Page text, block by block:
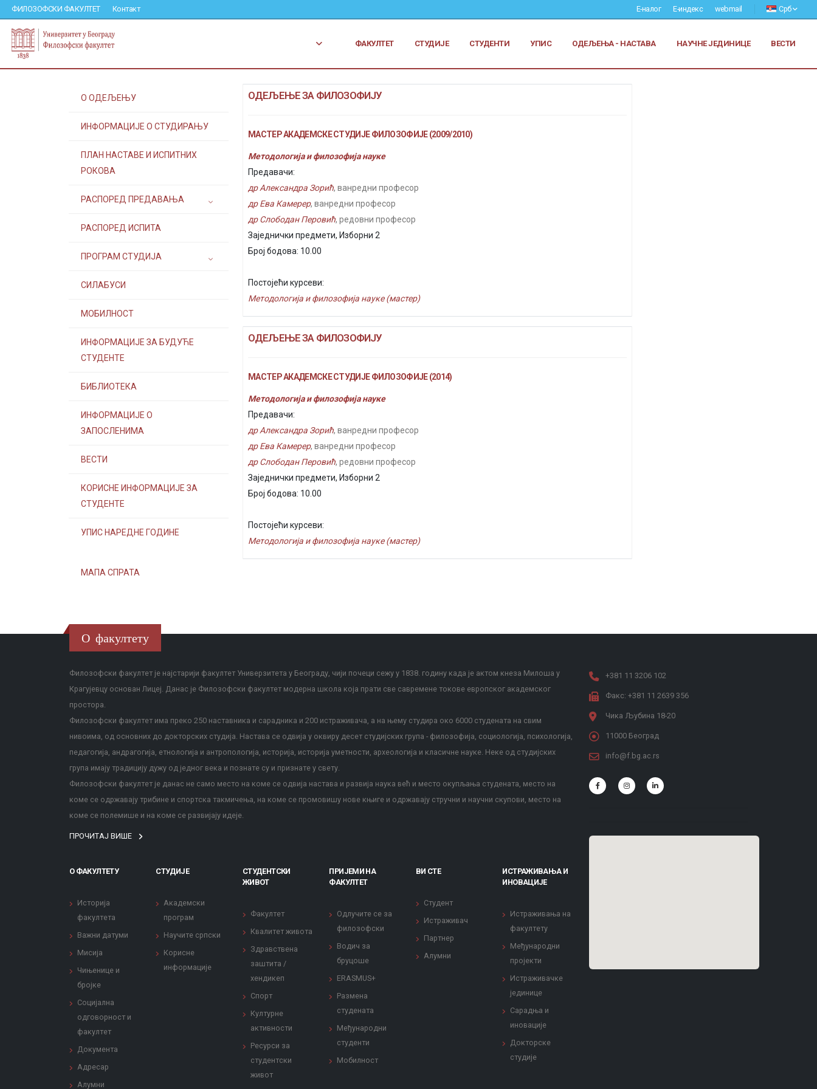
ФИЛОЗОФСКИ ФАКУЛТЕТ Контакт Е-налог Е-индекс webmail Срб
ФАКУЛТЕТ СТУДИЈЕ СТУДЕНТИ УПИС ОДЕЉЕЊА - НАСТАВА НАУЧНЕ ЈЕДИНИЦЕ ВЕСТИ
О ОДЕЉЕЊУ
ИНФОРМАЦИЈЕ О СТУДИРАЊУ
ПЛАН НАСТАВЕ И ИСПИТНИХ
РОКОВА
РАСПОРЕД ПРЕДАВАЊА
РАСПОРЕД ИСПИТА
ПРОГРАМ СТУДИЈА
СИЛАБУСИ
МОБИЛНОСТ
ИНФОРМАЦИЈЕ ЗА БУДУЋЕ
СТУДЕНТЕ
БИБЛИОТЕКА
ИНФОРМАЦИЈЕ О
ЗАПОСЛЕНИМА
ВЕСТИ
КОРИСНЕ ИНФОРМАЦИЈЕ ЗА
СТУДЕНТЕ
УПИС НАРЕДНЕ ГОДИНЕ
МАПА СПРАТА
ОДЕЉЕЊЕ ЗА ФИЛОЗОФИЈУ
МАСТЕР АКАДЕМСКЕ СТУДИЈЕ ФИЛОЗОФИЈЕ (2009/2010)
Методологија и филозофија науке
Предавачи:
др Александра Зорић, ванредни професор
др Ева Камерер, ванредни професор
др Слободан Перовић, редовни професор
Заједнички предмети, Изборни 2
Број бодова: 10.00
Постојећи курсеви:
Методологија и филозофија науке (мастер)
ОДЕЉЕЊЕ ЗА ФИЛОЗОФИЈУ
МАСТЕР АКАДЕМСКЕ СТУДИЈЕ ФИЛОЗОФИЈЕ (2014)
Методологија и филозофија науке
Предавачи:
др Александра Зорић, ванредни професор
др Ева Камерер, ванредни професор
др Слободан Перовић, редовни професор
Заједнички предмети, Изборни 2
Број бодова: 10.00
Постојећи курсеви:
Методологија и филозофија науке (мастер)
О факултету
Филозофски факултет је најстарији факултет Универзитета у Београду, чији почеци сежу у 1838. годину када је актом кнеза Милоша у
Крагујевцу основан Лицеј. Данас је Филозофски факултет модерна школа која прати све савремене токове европског академског
простора.
Филозофски факултет има преко 250 наставника и сарадника и 200 истраживача, а на њему студира око 6000 студената на свим
нивоима, од основних до докторских студија. Настава се одвија у оквиру десет студијских група - филозофија, социологија, психологија,
педагогија, андрагогија, етнологија и антропологија, историја, историја уметности, археологија и класичне науке. Неке од студијских
група имају традицију дужу од једног века и познате су и признате у свету.
Филозофски факултет је данас не само место на коме се одвија настава и развија наука већ и место окупљања студената, место на
коме се одржавају трибине и спортска такмичења, на коме се промовишу нове књиге и одржавају стручни и научни скупови, место на
коме се полемише и на коме се развијају идеје.
ПРОЧИТАЈ ВИШЕ
О ФАКУЛТЕТУ
Историја
факултета
Важни датуми
Мисија
Чињенице и
бројке
Социјална
одговорност и
факултет
Документа
Адресар
Алумни
СТУДИЈЕ
Академски
програм
Научите српски
Корисне
информације
СТУДЕНТСКИ
ЖИВОТ
Факултет
Квалитет живота
Здравствена
заштита /
хендикеп
Спорт
Културне
активности
Ресурси за
студентски
живот
ПРИЈЕМИ НА
ФАКУЛТЕТ
Одлучите се за
филозофски
Водич за
бруцоше
ERASMUS+
Размена
студената
Међународни
студенти
Мобилност
ВИ СТЕ
Студент
Истраживач
Партнер
Алумни
ИСТРАЖИВАЊА И
ИНОВАЦИЈЕ
Истраживања на
факултету
Међународни
пројекти
Истраживачке
јединице
Сарадња и
иновације
Докторске
студије
+381 11 3206 102
Факс: +381 11 2639 356
Чика Љубина 18-20
11000 Београд
info@f.bg.ac.rs